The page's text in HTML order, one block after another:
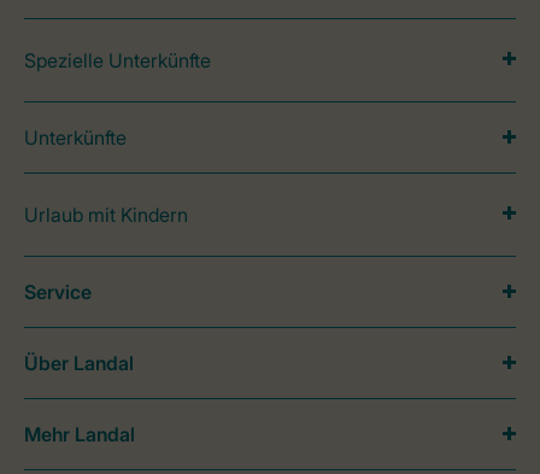
Spezielle Unterkünfte
Unterkünfte
Urlaub mit Kindern
Service
Über Landal
Mehr Landal